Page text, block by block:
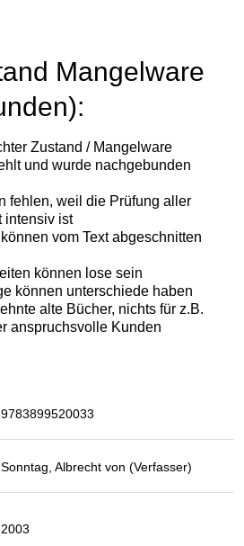
9783899520033
Sonntag, Albrecht von (Verfasser)
2003